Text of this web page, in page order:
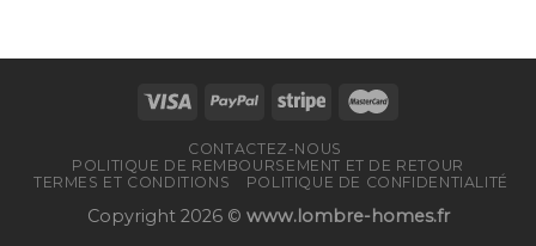
CONTACTEZ-NOUS
POLITIQUE DE REMBOURSEMENT ET DE RETOUR
TERMES ET CONDITIONS
POLITIQUE DE CONFIDENTIALITÉ
Copyright 2026 © www.lombre-homes.fr